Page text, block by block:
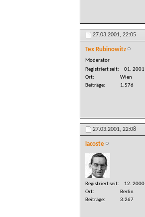
27.03.2001, 22:05
Tex Rubinowitz
Moderator
Registriert seit
01. 2001
Ort
Wien
Beiträge
1.576
27.03.2001, 22:08
lacoste
Registriert seit
12. 2000
Ort
Berlin
Beiträge
3.267